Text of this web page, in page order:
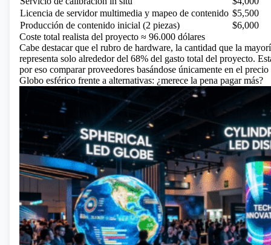
Licencia de servidor multimedia y mapeo de contenido $5,500
Producción de contenido inicial (2 piezas)
$6,000
Coste total realista del proyecto ≈ 96.000 dólares
Cabe destacar que el rubro de hardware, la cantidad que la
representa solo alrededor del 68% del gasto total del proyecto.
por eso comparar proveedores basándose únicamente en el
Globo esférico frente a alternativas: ¿merece la pena pagar más?